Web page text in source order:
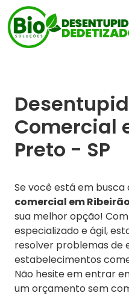
Comercial
Preto - SP
Se você está em busca
comercial em
sua melhor opção!
especializado e ágil,
resolver problemas de
estabelecimentos
Não hesite em entrar
um orçamento sem